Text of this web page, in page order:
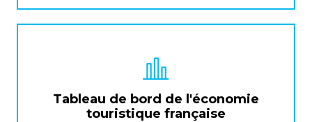
Tableau de bord de l'économie
touristique française